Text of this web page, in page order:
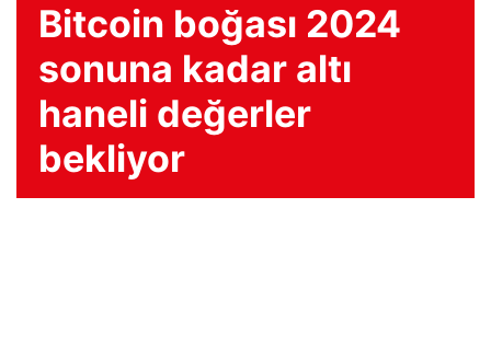
Bitcoin boğası 2024
sonuna kadar altı
haneli değerler
bekliyor